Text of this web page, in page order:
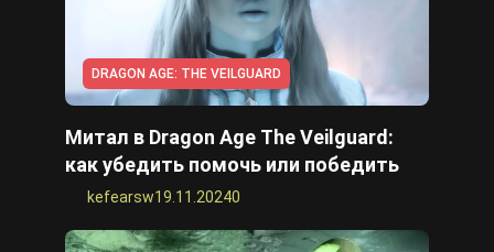
DRAGON AGE: THE VEILGUARD
Митал в Dragon Age The Veilguard:
как убедить помочь или победить
kefearsw19.11.20240